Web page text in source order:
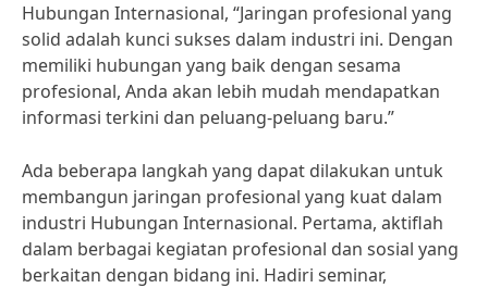
Hubungan Internasional, “Jaringan profesional yang
solid adalah kunci sukses dalam industri ini. Dengan
memiliki hubungan yang baik dengan sesama
profesional, Anda akan lebih mudah mendapatkan
informasi terkini dan peluang-peluang baru.”
Ada beberapa langkah yang dapat dilakukan untuk
membangun jaringan profesional yang kuat dalam
industri Hubungan Internasional. Pertama, aktiflah
dalam berbagai kegiatan profesional dan sosial yang
berkaitan dengan bidang ini. Hadiri seminar,